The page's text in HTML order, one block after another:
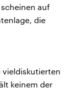
auf
die
vieldiskutierten
keinem der